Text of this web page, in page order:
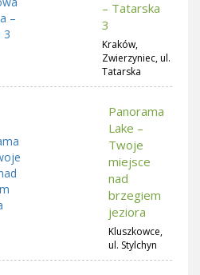
– Tatarska
3
Kraków,
Zwierzyniec, ul.
Tatarska
Panorama
Lake –
Twoje
miejsce
nad
brzegiem
jeziora
Kluszkowce,
ul. Stylchyn